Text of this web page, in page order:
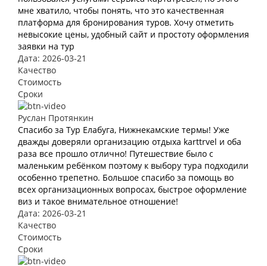
мне хватило, чтобы понять, что это качественная
платформа для бронирования туров. Хочу отметить
невысокие цены, удобный сайт и простоту оформления
заявки на тур
Дата: 2026-03-21
Качество
Стоимость
Сроки
Руслан Протянкин
Спасибо за Тур Елабуга, Нижнекамские термы! Уже
дважды доверяли организацию отдыха karttrvel и оба
раза все прошло отлично! Путешествие было с
маленьким ребёнком поэтому к выбору тура подходили
особенно трепетно. Большое спасибо за помощь во
всех организационных вопросах, быстрое оформление
виз и такое внимательное отношение!
Дата: 2026-03-21
Качество
Стоимость
Сроки